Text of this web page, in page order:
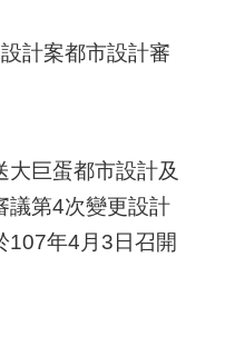
計案都市設計審
大巨蛋都市設計及
議第4次變更設計
107年4月3日召開